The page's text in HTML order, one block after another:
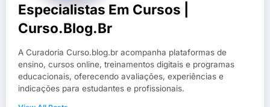
Especialistas Em Cursos |
Curso.blog.br
A Curadoria Curso.blog.br acompanha plataformas de
ensino, cursos online, treinamentos digitais e programas
educacionais, oferecendo avaliações, experiências e
indicações para estudantes e profissionais.